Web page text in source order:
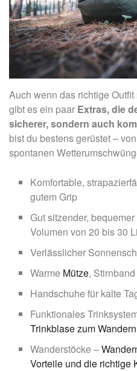
Auch wenn das richtige
gibt es ein paar Extras, die
sicherer, sondern auch
bist du bestens gerüstet –
spontanen
Komfortable,
gutem Grip
Gut sitzender, bequemer
Volumen von 20 bis 30
Verlässlicher
Warme Mütze,
Handschuhe für kalte
Funktionales
Trinkblase zum
Wanderstöcke –
Vorteile und die richtige